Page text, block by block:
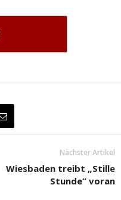
Nächster Artikel
Wiesbaden treibt „Stille
Stunde“ voran